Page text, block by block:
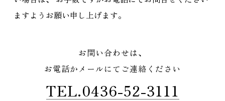
ますようお願い申し上げます。
お問い合わせは、
お電話かメールにてご連絡ください
TEL.0436-52-3111